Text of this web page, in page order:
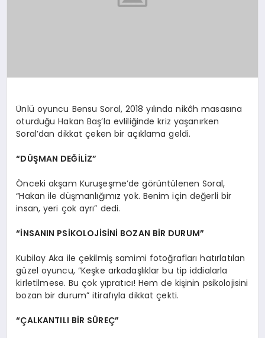
Ünlü oyuncu Bensu Soral, 2018 yılında nikâh masasına
oturduğu Hakan Baş’la evliliğinde kriz yaşanırken
Soral’dan dikkat çeken bir açıklama geldi.
“DÜŞMAN DEĞİLİZ”
Önceki akşam Kuruşeşme’de görüntülenen Soral,
“Hakan ile düşmanlığımız yok. Benim için değerli bir
insan, yeri çok ayrı” dedi.
“İNSANIN PSİKOLOJİSİNİ BOZAN BİR DURUM”
Kubilay Aka ile çekilmiş samimi fotoğrafları hatırlatılan
güzel oyuncu, “Keşke arkadaşlıklar bu tip iddialarla
kirletilmese. Bu çok yıpratıcı! Hem de kişinin psikolojisini
bozan bir durum” itirafıyla dikkat çekti.
“ÇALKANTILI BİR SÜREÇ”